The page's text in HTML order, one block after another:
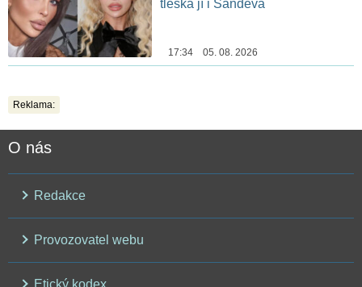
tleská jí i Sandeva
17:34 05. 08. 2026
Reklama:
O nás
Redakce
Provozovatel webu